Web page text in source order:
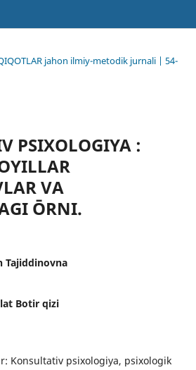
jahon ilmiy-metodik jurnali | 54-
PSIXOLOGIYA :
VA
ŌRNI.
Tajiddinovna
Botir qizi
Konsultativ psixologiya, psixologik